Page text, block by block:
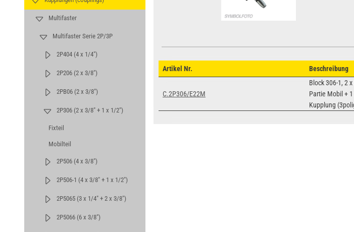
Multifaster
Multifaster Serie 2P/3P
2P404 (4 x 1/4")
2P206 (2 x 3/8")
2PB06 (2 x 3/8")
2P306 (2 x 3/8" + 1 x 1/2")
Fixteil
Mobilteil
2P506 (4 x 3/8")
2P506-1 (4 x 3/8" + 1 x 1/2")
2P5065 (3 x 1/4" + 2 x 3/8")
2P5066 (6 x 3/8")
Artikel Nr. Beschreibung
C.2P306/E22M
Block 306-1, 2 x
Partie Mobil + 1
Kupplung